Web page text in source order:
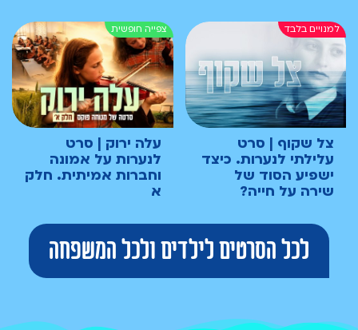
צל שקוף | סרט
עלילתי לנערות. כיצד
ישפיע הסוד של
שירה על חייה?
עלה ירוק | סרט
לנערות על אמונה
וחברות אמיתית. חלק
א
לכל הסרטים לילדים ולכל המשפחה